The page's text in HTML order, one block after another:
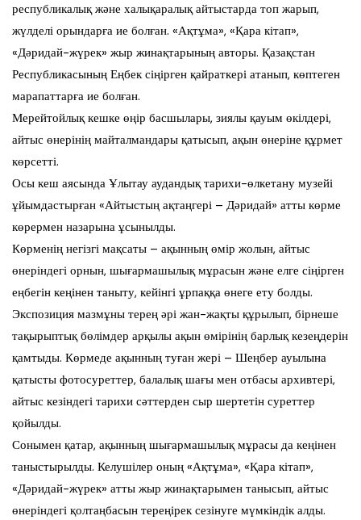
республикалық және халықаралық айтыстарда топ жарып,
жүлделі орындарға ие болған. «Ақтұма», «Қара кітап»,
«Дәридай-жүрек» жыр жинақтарының авторы. Қазақстан
Республикасының Еңбек сіңірген қайраткері атанып, көптеген
марапаттарға ие болған.
Мерейтойлық кешке өңір басшылары, зиялы қауым өкілдері,
айтыс өнерінің майталмандары қатысып, ақын өнеріне құрмет
көрсетті.
Осы кеш аясында Ұлытау аудандық тарихи-өлкетану музейі
ұйымдастырған «Айтыстың ақтаңгері – Дәридай» атты көрме
көрермен назарына ұсынылды.
Көрменің негізгі мақсаты – ақынның өмір жолын, айтыс
өнеріндегі орнын, шығармашылық мұрасын және елге сіңірген
еңбегін кеңінен таныту, кейінгі ұрпаққа өнеге ету болды.
Экспозиция мазмұны терең әрі жан-жақты құрылып, бірнеше
тақырыптық бөлімдер арқылы ақын өмірінің барлық кезеңдерін
қамтыды. Көрмеде ақынның туған жері – Шеңбер ауылына
қатысты фотосуреттер, балалық шағы мен отбасы архивтері,
айтыс кезіндегі тарихи сәттерден сыр шертетін суреттер
қойылды.
Сонымен қатар, ақынның шығармашылық мұрасы да кеңінен
таныстырылды. Келушілер оның «Ақтұма», «Қара кітап»,
«Дәридай-жүрек» атты жыр жинақтарымен танысып, айтыс
өнеріндегі қолтаңбасын тереңірек сезінуге мүмкіндік алды.